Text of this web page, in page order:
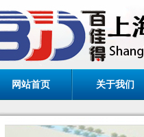
网站首页 关于我们